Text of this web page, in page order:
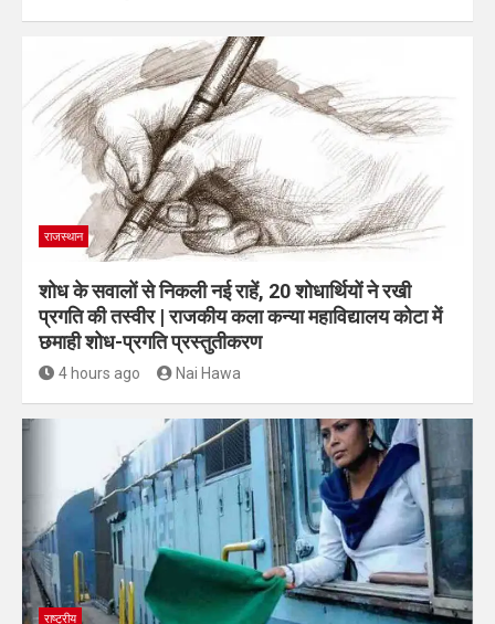
राजस्थान
शोध के सवालों से निकली नई राहें, 20 शोधार्थियों ने रखी
प्रगति की तस्वीर | राजकीय कला कन्या महाविद्यालय कोटा में
छमाही शोध-प्रगति प्रस्तुतीकरण
4 hours ago Nai Hawa
राष्ट्रीय